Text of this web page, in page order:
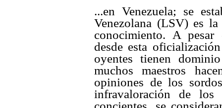
...en Venezuela; se
Venezolana (LSV) es
conocimiento. A
desde esta
oyentes tienen
muchos maestros
opiniones de los
infravaloración de los